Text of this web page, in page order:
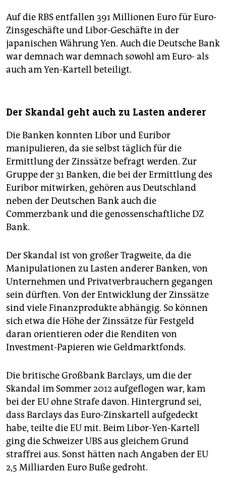
Auf die RBS entfallen 391 Millionen Euro für Euro-
Zinsgeschäfte und Libor-Geschäfte in der
japanischen Währung Yen. Auch die Deutsche Bank
war demnach war demnach sowohl am Euro- als
auch am Yen-Kartell beteiligt.
Der Skandal geht auch zu Lasten anderer
Die Banken konnten Libor und Euribor
manipulieren, da sie selbst täglich für die
Ermittlung der Zinssätze befragt werden. Zur
Gruppe der 31 Banken, die bei der Ermittlung des
Euribor mitwirken, gehören aus Deutschland
neben der Deutschen Bank auch die
Commerzbank und die genossenschaftliche DZ
Bank.
Der Skandal ist von großer Tragweite, da die
Manipulationen zu Lasten anderer Banken, von
Unternehmen und Privatverbrauchern gegangen
sein dürften. Von der Entwicklung der Zinssätze
sind viele Finanzprodukte abhängig. So können
sich etwa die Höhe der Zinssätze für Festgeld
daran orientieren oder die Renditen von
Investment-Papieren wie Geldmarktfonds.
Die britische Großbank Barclays, um die der
Skandal im Sommer 2012 aufgeflogen war, kam
bei der EU ohne Strafe davon. Hintergrund sei,
dass Barclays das Euro-Zinskartell aufgedeckt
habe, teilte die EU mit. Beim Libor-Yen-Kartell
ging die Schweizer UBS aus gleichem Grund
straffrei aus. Sonst hätten nach Angaben der EU
2,5 Milliarden Euro Buße gedroht.